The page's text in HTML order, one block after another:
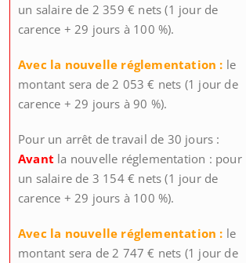
un salaire de 2 359 € nets (1 jour de
carence + 29 jours à 100 %).
Avec la nouvelle réglementation : le
montant sera de 2 053 € nets (1 jour de
carence + 29 jours à 90 %).
Pour un arrêt de travail de 30 jours :
Avant la nouvelle réglementation : pour
un salaire de 3 154 € nets (1 jour de
carence + 29 jours à 100 %).
Avec la nouvelle réglementation : le
montant sera de 2 747 € nets (1 jour de